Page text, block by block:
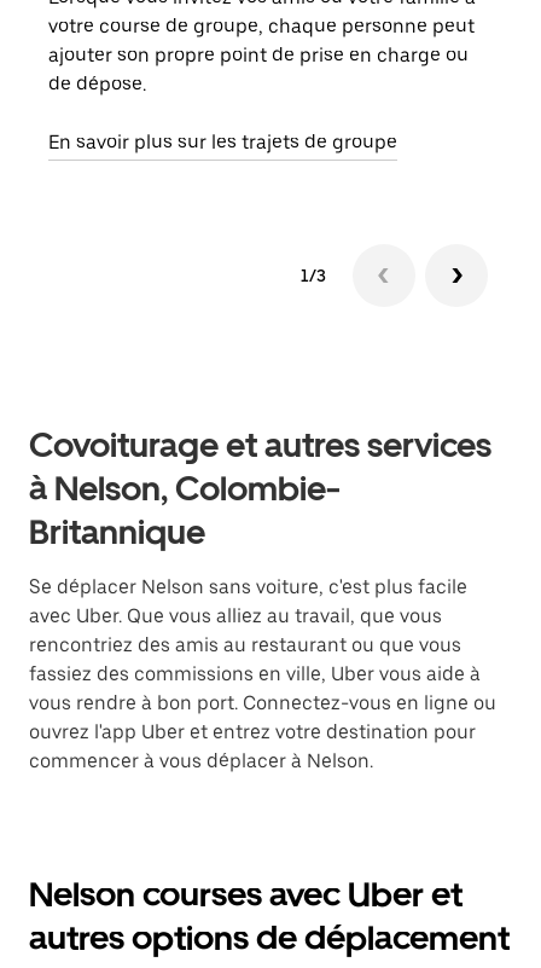
votre course de groupe, chaque personne peut
ajouter son propre point de prise en charge ou
de dépose.
En savoir plus sur les trajets de groupe
1/3
Covoiturage et autres services
à Nelson, Colombie-
Britannique
Se déplacer Nelson sans voiture, c'est plus facile
avec Uber. Que vous alliez au travail, que vous
rencontriez des amis au restaurant ou que vous
fassiez des commissions en ville, Uber vous aide à
vous rendre à bon port. Connectez-vous en ligne ou
ouvrez l'app Uber et entrez votre destination pour
commencer à vous déplacer à Nelson.
Nelson courses avec Uber et
autres options de déplacement